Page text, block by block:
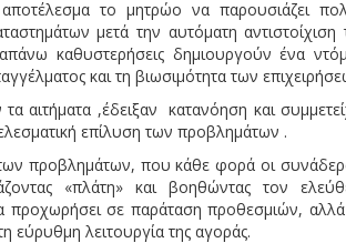
το μητρώο να παρουσιάζει
μετά την αυτόματη αντιστοίχιση
καθυστερήσεις δημιουργούν ένα
και τη βιωσιμότητα των
αιτήματα ,έδειξαν κατανόηση και
επίλυση των προβλημάτων .
των προβλημάτων, που κάθε φορά οι
«πλάτη» και βοηθώντας τον
προχωρήσει σε παράταση προθεσμιών, αλλά
λειτουργία της αγοράς.